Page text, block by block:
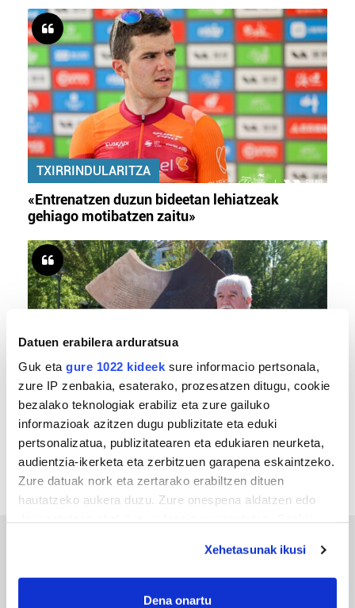
Datuen erabilera arduratsua
Guk eta gure 1022 kideek sure informacio pertsonala,
zure IP zenbakia, esaterako, prozesatzen ditugu, cookie
bezalako teknologiak erabiliz eta zure gailuko
informazioak azitzen dugu publizitate eta eduki
pertsonalizatua, publizitatearen eta edukiaren neurketa,
audientzia-ikerketa eta zerbitzuen garapena eskaintzeko.
Zure datuak nork eta zertarako erabiltzen dituen
hautatzeko aukera duzu. Zure onespena aldatzen edo
If you allow, we would also like to:
Collect information about your geographical
Xehetasunak ikusi
Dena onartu
TXIRRINDULARITZA
«Entrenatzen duzun bideetan lehiatzeak
gehiago motibatzen zaitu»
MEMORIA HISTORIKOA
«Gai tabua izan da etxe gehienetan, jendeak
azkeneko momentuan hitz egin du»